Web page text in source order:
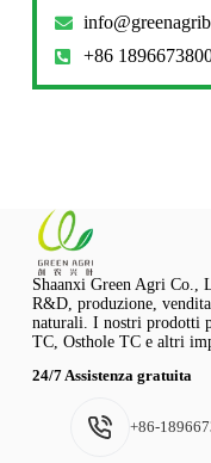
+86
Shaanxi Green Agri Co.,
R&D, produzione,
naturali. I nostri prodotti
TC, Osthole TC e altri
24/7 Assistenza gratuita
+86-